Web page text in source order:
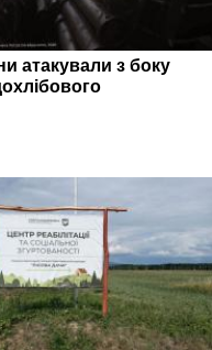
атакували з боку